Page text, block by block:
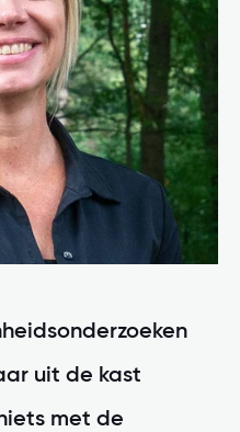
uit de kast
met de